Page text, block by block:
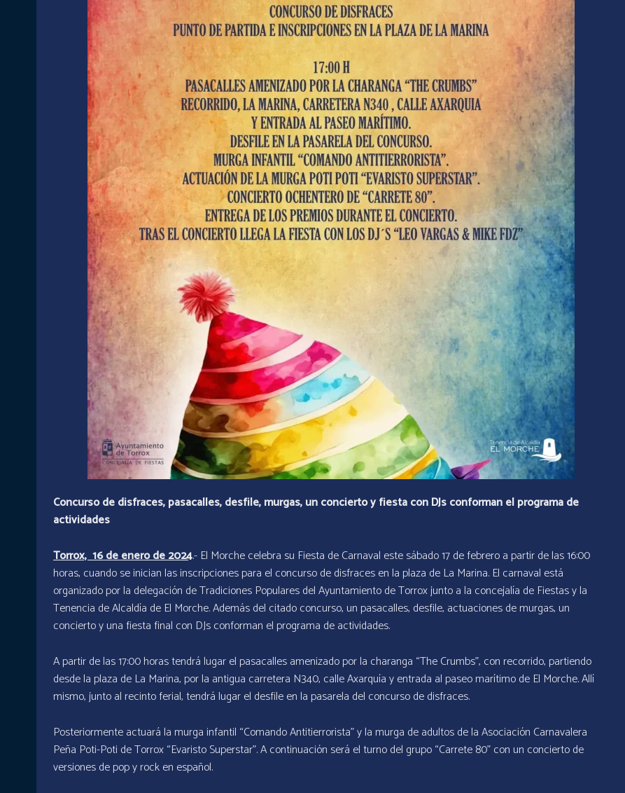
Concurso de disfraces, pasacalles, desfile, murgas, un concierto y fiesta con DJs conforman el programa de
actividades
Torrox, 16 de enero de 2024.- El Morche celebra su Fiesta de Carnaval este sábado 17 de febrero a partir de las 16:00
horas, cuando se inician las inscripciones para el concurso de disfraces en la plaza de La Marina. El carnaval está
organizado por la delegación de Tradiciones Populares del Ayuntamiento de Torrox junto a la concejalía de Fiestas y la
Tenencia de Alcaldía de El Morche. Además del citado concurso, un pasacalles, desfile, actuaciones de murgas, un
concierto y una fiesta final con DJs conforman el programa de actividades.
A partir de las 17:00 horas tendrá lugar el pasacalles amenizado por la charanga “The Crumbs”, con recorrido, partiendo
desde la plaza de La Marina, por la antigua carretera N340, calle Axarquía y entrada al paseo marítimo de El Morche. Allí
mismo, junto al recinto ferial, tendrá lugar el desfile en la pasarela del concurso de disfraces.
Posteriormente actuará la murga infantil “Comando Antitierrorista” y la murga de adultos de la Asociación Carnavalera
Peña Poti-Poti de Torrox “Evaristo Superstar”. A continuación será el turno del grupo “Carrete 80” con un concierto de
versiones de pop y rock en español.